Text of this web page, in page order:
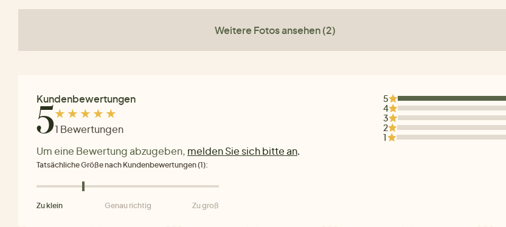
Weitere Fotos ansehen (2)
Kundenbewertungen
51 Bewertungen
Um eine Bewertung abzugeben, melden Sie sich bitte an.
5
4
3
2
1
Tatsächliche Größe nach Kundenbewertungen (1):
Zu klein Genau richtig Zu groß